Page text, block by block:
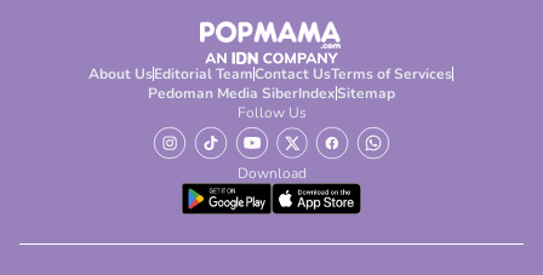
About UsEditorial TeamContact UsTerms of Services
Pedoman Media SiberIndexSitemap
Follow Us
Download